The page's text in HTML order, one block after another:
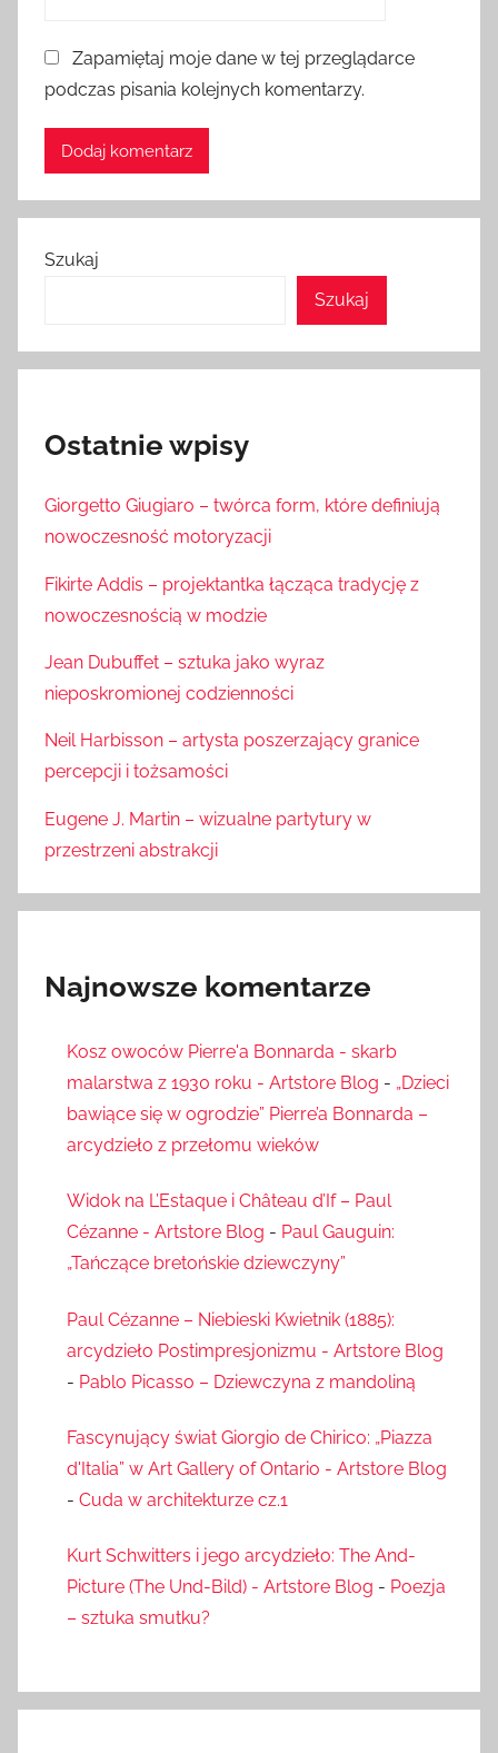
Zapamiętaj moje dane w tej przeglądarce
podczas pisania kolejnych komentarzy.
Szukaj
Szukaj
Ostatnie wpisy
Giorgetto Giugiaro – twórca form, które definiują
nowoczesność motoryzacji
Fikirte Addis – projektantka łącząca tradycję z
nowoczesnością w modzie
Jean Dubuffet – sztuka jako wyraz
nieposkromionej codzienności
Neil Harbisson – artysta poszerzający granice
percepcji i tożsamości
Eugene J. Martin – wizualne partytury w
przestrzeni abstrakcji
Najnowsze komentarze
Kosz owoców Pierre'a Bonnarda - skarb
malarstwa z 1930 roku - Artstore Blog - „Dzieci
bawiące się w ogrodzie” Pierre’a Bonnarda –
arcydzieło z przełomu wieków
Widok na L’Estaque i Château d’If – Paul
Cézanne - Artstore Blog - Paul Gauguin:
„Tańczące bretońskie dziewczyny”
Paul Cézanne – Niebieski Kwietnik (1885):
arcydzieło Postimpresjonizmu - Artstore Blog
- Pablo Picasso – Dziewczyna z mandoliną
Fascynujący świat Giorgio de Chirico: „Piazza
d'Italia” w Art Gallery of Ontario - Artstore Blog
- Cuda w architekturze cz.1
Kurt Schwitters i jego arcydzieło: The And-
Picture (The Und-Bild) - Artstore Blog - Poezja
– sztuka smutku?